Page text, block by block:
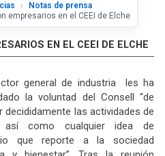
Notas de prensa
empresarios en el CEEI de Elche
EN EL CEEI DE ELCHE
general de industria les ha
la voluntad del Consell “de
decididamente las actividades de
así como cualquier idea de
que reporte a la sociedad